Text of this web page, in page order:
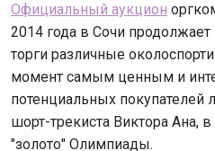
Официальный аукцион
2014 года в Сочи продолжает
торги различные
момент самым ценным и
потенциальных покупателей
шорт-трекиста Виктора Ана,
"золото" Олимпиады.